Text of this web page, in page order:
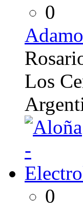
0
Los
0